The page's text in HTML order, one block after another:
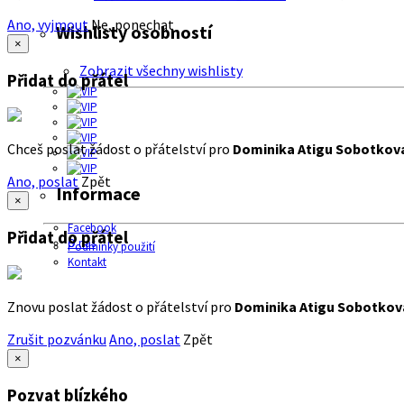
Wishlisty osobností
Zobrazit všechny wishlisty
Informace
Facebook
O nás
Podmínky použití
Kontakt
Ano, vyjmout Ne, ponechat
×
Přidat do přátel
Chceš poslat žádost o přátelství pro Dominika Atigu
Ano, poslat Zpět
×
Přidat do přátel
Znovu poslat žádost o přátelství pro Dominika Atigu
Zrušit pozvánku Ano, poslat Zpět
×
Pozvat blízkého